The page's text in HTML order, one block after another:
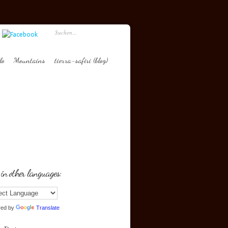
Mountains tierra-safiri (blog)
other languages:
by Translate